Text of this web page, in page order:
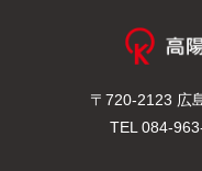
〒720-2123 広
TEL 084-